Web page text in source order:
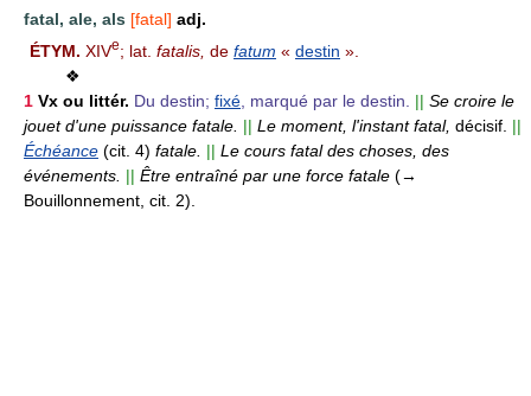
fatal, ale, als [fatal] adj.
ÉTYM. XIVe; lat. fatalis, de fatum « destin ».
❖
1 Vx ou littér. Du destin; fixé , marqué par le destin. || Se croire le
jouet d'une puissance fatale. || Le moment, l'instant fatal, décisif. ||
Échéance (cit. 4) fatale. || Le cours fatal des choses, des
événements. || Être entraîné par une force fatale (→
Bouillonnement, cit. 2).